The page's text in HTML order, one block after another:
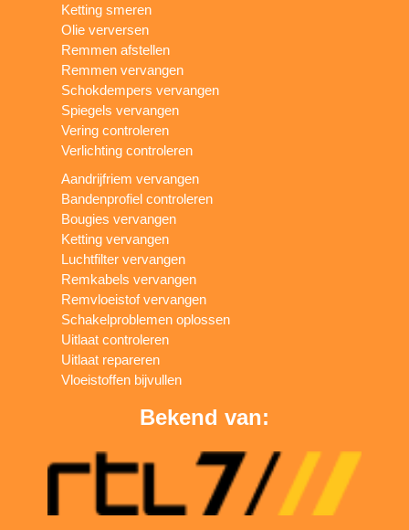
Ketting smeren
Olie verversen
Remmen afstellen
Remmen vervangen
Schokdempers vervangen
Spiegels vervangen
Vering controleren
Verlichting controleren
Aandrijfriem vervangen
Bandenprofiel controleren
Bougies vervangen
Ketting vervangen
Luchtfilter vervangen
Remkabels vervangen
Remvloeistof vervangen
Schakelproblemen oplossen
Uitlaat controleren
Uitlaat repareren
Vloeistoffen bijvullen
Bekend van: